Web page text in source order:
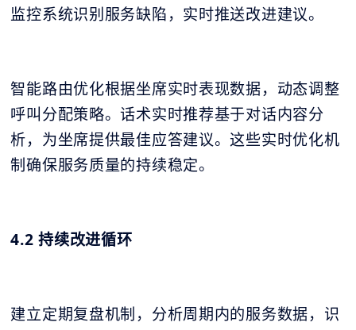
监控系统识别服务缺陷，实时推送改进建议。
智能路由优化根据坐席实时表现数据，动态调整
呼叫分配策略。话术实时推荐基于对话内容分
析，为坐席提供最佳应答建议。这些实时优化机
制确保服务质量的持续稳定。
4.2 持续改进循环
建立定期复盘机制，分析周期内的服务数据，识